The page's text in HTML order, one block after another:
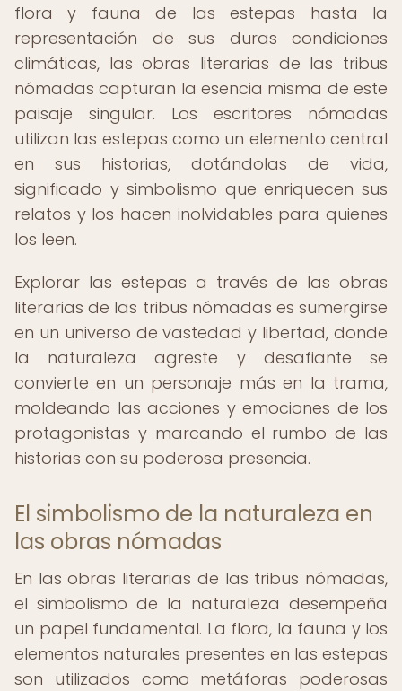
flora y fauna de las estepas hasta la
representación de sus duras condiciones
climáticas, las obras literarias de las tribus
nómadas capturan la esencia misma de este
paisaje singular. Los escritores nómadas
utilizan las estepas como un elemento central
en sus historias, dotándolas de vida,
significado y simbolismo que enriquecen sus
relatos y los hacen inolvidables para quienes
los leen.
Explorar las estepas a través de las obras
literarias de las tribus nómadas es sumergirse
en un universo de vastedad y libertad, donde
la naturaleza agreste y desafiante se
convierte en un personaje más en la trama,
moldeando las acciones y emociones de los
protagonistas y marcando el rumbo de las
historias con su poderosa presencia.
El simbolismo de la naturaleza en
las obras nómadas
En las obras literarias de las tribus nómadas,
el simbolismo de la naturaleza desempeña
un papel fundamental. La flora, la fauna y los
elementos naturales presentes en las estepas
son utilizados como metáforas poderosas